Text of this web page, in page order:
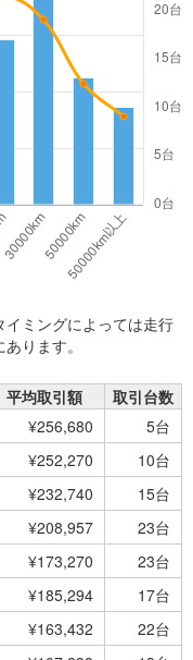
ミングによっては走行
ります。
平均取引額
取引台数
¥256,680
5台
¥252,270
10台
¥232,740
15台
¥208,957
23台
¥173,270
23台
¥185,294
17台
¥163,432
22台